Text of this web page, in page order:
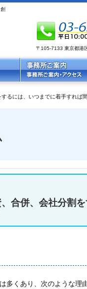
〒105-7133 東京都港
るには、いつまでに着手すれば
合併、会社分割
多くあり、次のような理